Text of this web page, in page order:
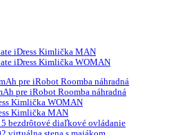
iDress Kimlička MAN
iDress Kimlička WOMAN
pre iRobot Roomba náhradná
pre iRobot Roomba náhradná
Kimlička WOMAN
Kimlička MAN
bezdrôtové diaľkové ovládanie